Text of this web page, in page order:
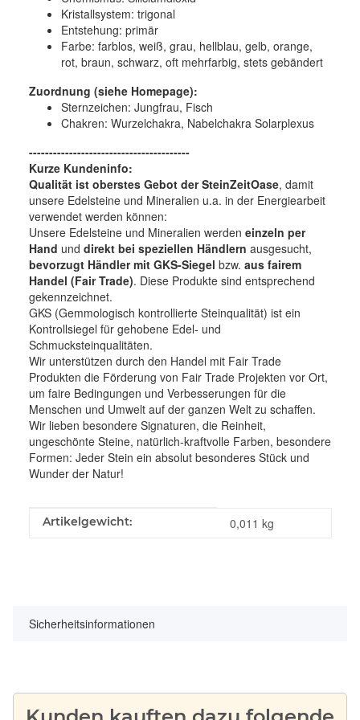
Kristallsystem: trigonal
Entstehung: primär
Farbe: farblos, weiß, grau, hellblau, gelb, orange,
rot, braun, schwarz, oft mehrfarbig, stets gebändert
Zuordnung (siehe Homepage):
Sternzeichen: Jungfrau, Fisch
Chakren: Wurzelchakra, Nabelchakra Solarplexus
----------------------------------------
Kurze Kundeninfo:
Qualität ist oberstes Gebot der SteinZeitOase, damit
unsere Edelsteine und Mineralien u.a. in der Energiearbeit
verwendet werden können:
Unsere Edelsteine und Mineralien werden einzeln per
Hand und direkt bei speziellen Händlern ausgesucht,
bevorzugt Händler mit GKS-Siegel bzw. aus fairem
Handel (Fair Trade). Diese Produkte sind entsprechend
gekennzeichnet.
GKS (Gemmologisch kontrollierte Steinqualität) ist ein
Kontrollsiegel für gehobene Edel- und
Schmucksteinqualitäten.
Wir unterstützen durch den Handel mit Fair Trade
Produkten die Förderung von Fair Trade Projekten vor Ort,
um faire Bedingungen und Verbesserungen für die
Menschen und Umwelt auf der ganzen Welt zu schaffen.
Wir lieben besondere Signaturen, die Reinheit,
ungeschönte Steine, natürlich-kraftvolle Farben, besondere
Formen: Jeder Stein ein absolut besonderes Stück und
Wunder der Natur!
Produkteigenschaft
Wert
Artikelgewicht: 0,011 kg
Sicherheitsinformationen